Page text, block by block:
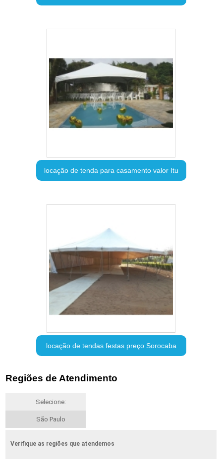
locação de tenda para casamento valor Itu
locação de tendas festas preço Sorocaba
Regiões de Atendimento
Selecione:
São Paulo
Verifique as regiões que atendemos